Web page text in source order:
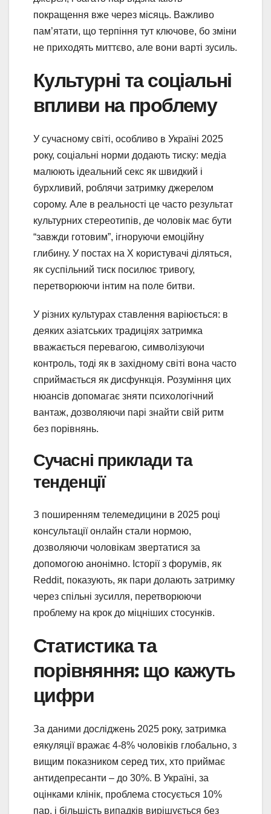
покращення вже через місяць. Важливо
пам’ятати, що терпіння тут ключове, бо зміни
не приходять миттєво, але вони варті зусиль.
Культурні та соціальні
впливи на проблему
У сучасному світі, особливо в Україні 2025
року, соціальні норми додають тиску: медіа
малюють ідеальний секс як швидкий і
бурхливий, роблячи затримку джерелом
сорому. Але в реальності це часто результат
культурних стереотипів, де чоловік має бути
“завжди готовим”, ігноруючи емоційну
глибину. У постах на X користувачі діляться,
як суспільний тиск посилює тривогу,
перетворюючи інтим на поле битви.
У різних культурах ставлення варіюється: в
деяких азіатських традиціях затримка
вважається перевагою, символізуючи
контроль, тоді як в західному світі вона часто
сприймається як дисфункція. Розуміння цих
нюансів допомагає зняти психологічний
вантаж, дозволяючи парі знайти свій ритм
без порівнянь.
Сучасні приклади та
тенденції
З поширенням телемедицини в 2025 році
консультації онлайн стали нормою,
дозволяючи чоловікам звертатися за
допомогою анонімно. Історії з форумів, як
Reddit, показують, як пари долають затримку
через спільні зусилля, перетворюючи
проблему на крок до міцніших стосунків.
Статистика та
порівняння: що кажуть
цифри
За даними досліджень 2025 року, затримка
еякуляції вражає 4-8% чоловіків глобально, з
вищим показником серед тих, хто приймає
антидепресанти – до 30%. В Україні, за
оцінками клінік, проблема стосується 10%
пар, і більшість випадків вирішується без